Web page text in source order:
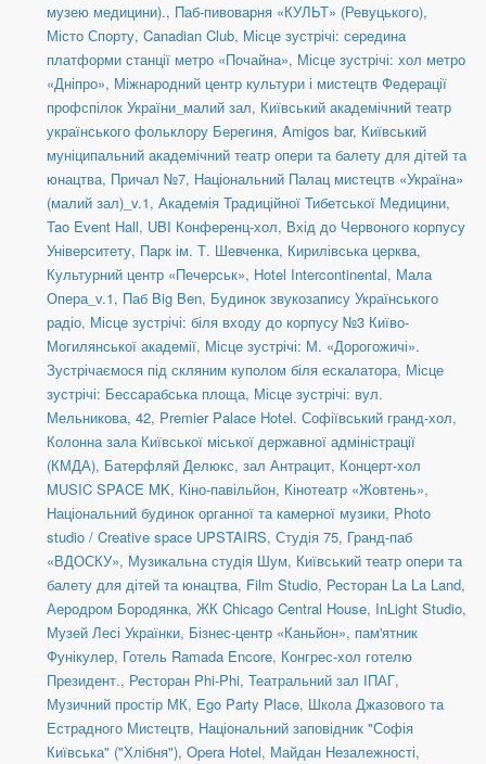
музею медицини)., Паб-пивоварня «КУЛЬТ» (Ревуцького),
Місто Спорту, Canadian Club, Місце зустрічі: середина
платформи станції метро «Почайна», Місце зустрічі: хол метро
«Дніпро», Міжнародний центр культури і мистецтв Федерації
профспілок України_малий зал, Київський академічний театр
українського фольклору Берегиня, Amigos bar, Київський
муніципальний академічний театр опери та балету для дітей та
юнацтва, Причал №7, Національний Палац мистецтв «Україна»
(малий зал)_v.1, Академія Традиційної Тибетської Медицини,
Tao Event Hall, UBI Конференц-хол, Вхід до Червоного корпусу
Університету, Парк ім. Т. Шевченка, Кирилівська церква,
Культурний центр «Печерськ», Hotel Intercontinental, Мала
Опера_v.1, Паб Big Ben, Будинок звукозапису Українського
радіо, Місце зустрічі: біля входу до корпусу №3 Київо-
Могилянської академії, Місце зустрічі: М. «Дорогожичі».
Зустрічаємося під скляним куполом біля ескалатора, Місце
зустрічі: Бессарабська площа, Місце зустрічі: вул.
Мельникова, 42, Premier Palace Hotel. Софіївський гранд-хол,
Колонна зала Київської міської державної адміністрації
(КМДА), Батерфляй Делюкс, зал Антрацит, Концерт-хол
MUSIC SPACE MK, Кіно-павільйон, Кінотеатр «Жовтень»,
Національний будинок органної та камерної музики, Photo
studio / Creative space UPSTAIRS, Студія 75, Гранд-паб
«ВДОСКУ», Музикальна студія Шум, Київський театр опери та
балету для дітей та юнацтва, Film Studio, Ресторан La La Land,
Аеродром Бородянка, ЖК Chicago Central House, InLight Studio,
Музей Лесі Українки, Бізнес-центр «Каньйон», пам'ятник
Фунікулер, Готель Ramada Encore, Конгрес-хол готелю
Президент., Ресторан Phi-Phi, Театральний зал ІПАГ,
Музичний простір МК, Ego Party Place, Школа Джазового та
Естрадного Мистецтв, Національний заповідник "Софія
Київська" ("Хлібня"), Opera Hotel, Майдан Незалежності,